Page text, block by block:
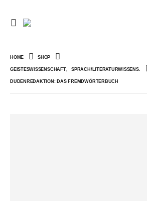
HOME SHOP
GEISTESWISSENSCHAFT, SPRACH/LITERATURWISSENS.
DUDENREDAKTION: DAS FREMDWÖRTERBUCH